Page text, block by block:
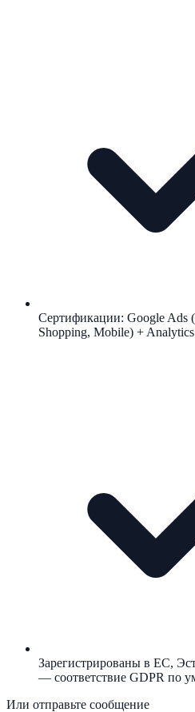
Сертификации: Google Ads
Shopping, Mobile) +
Зарегистрированы в ЕС,
— соответствие GDPR по
Или отправьте сообщение